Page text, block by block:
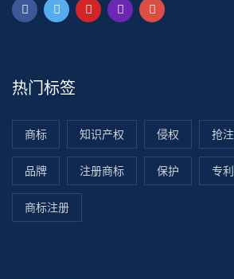
热门标签
商标 知识产权 侵权 抢注
品牌 注册商标 保护 专利
商标注册